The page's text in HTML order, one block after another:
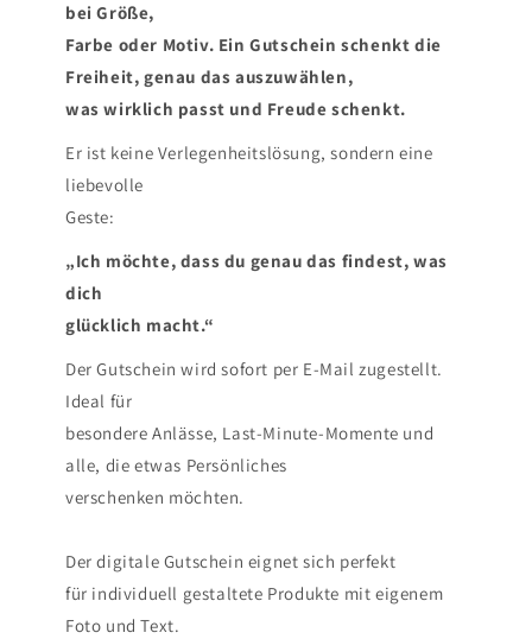
bei Größe,
Farbe oder Motiv. Ein Gutschein schenkt die
Freiheit, genau das auszuwählen,
was wirklich passt und Freude schenkt.
Er ist keine Verlegenheitslösung, sondern eine
liebevolle
Geste:
„Ich möchte, dass du genau das findest, was
dich
glücklich macht.“
Der Gutschein wird sofort per E-Mail zugestellt.
Ideal für
besondere Anlässe, Last-Minute-Momente und
alle, die etwas Persönliches
verschenken möchten.
Der digitale Gutschein eignet sich perfekt
für individuell gestaltete Produkte mit eigenem
Foto und Text.